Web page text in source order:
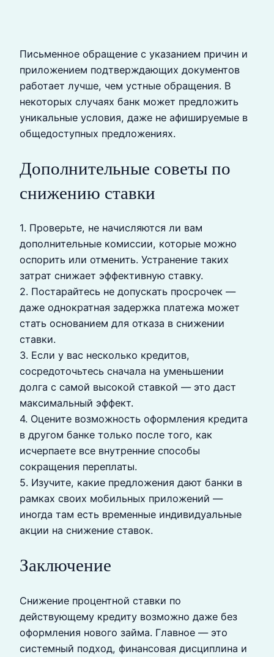
Письменное обращение с указанием причин и
приложением подтверждающих документов
работает лучше, чем устные обращения. В
некоторых случаях банк может предложить
уникальные условия, даже не афишируемые в
общедоступных предложениях.
Дополнительные советы по
снижению ставки
1. Проверьте, не начисляются ли вам
дополнительные комиссии, которые можно
оспорить или отменить. Устранение таких
затрат снижает эффективную ставку.
2. Постарайтесь не допускать просрочек —
даже однократная задержка платежа может
стать основанием для отказа в снижении
ставки.
3. Если у вас несколько кредитов,
сосредоточьтесь сначала на уменьшении
долга с самой высокой ставкой — это даст
максимальный эффект.
4. Оцените возможность оформления кредита
в другом банке только после того, как
исчерпаете все внутренние способы
сокращения переплаты.
5. Изучите, какие предложения дают банки в
рамках своих мобильных приложений —
иногда там есть временные индивидуальные
акции на снижение ставок.
Заключение
Снижение процентной ставки по
действующему кредиту возможно даже без
оформления нового займа. Главное — это
системный подход, финансовая дисциплина и